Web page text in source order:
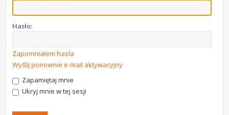
Hasło:
Zapomniałem hasła
Wyślij ponownie e-mail aktywacyjny
Zapamiętaj mnie
Ukryj mnie w tej sesji